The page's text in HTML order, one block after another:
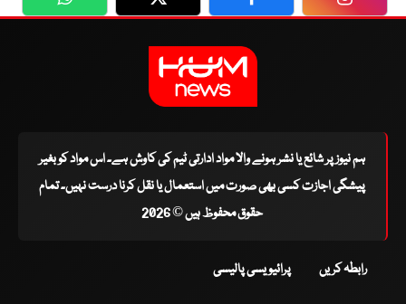
WhatsApp Twitter Facebook
ہم نیوز پر شائع یا نشر ہونے والا مواد ادارتی ٹیم کی کاوش ہے۔ اس مواد کو بغیر
پیشگی اجازت کسی بھی صورت میں استعمال یا نقل کرنا درست نہیں۔ تمام
حقوق محفوظ ہیں © 2026
رابطہ کریں پرائیویسی پالیسی